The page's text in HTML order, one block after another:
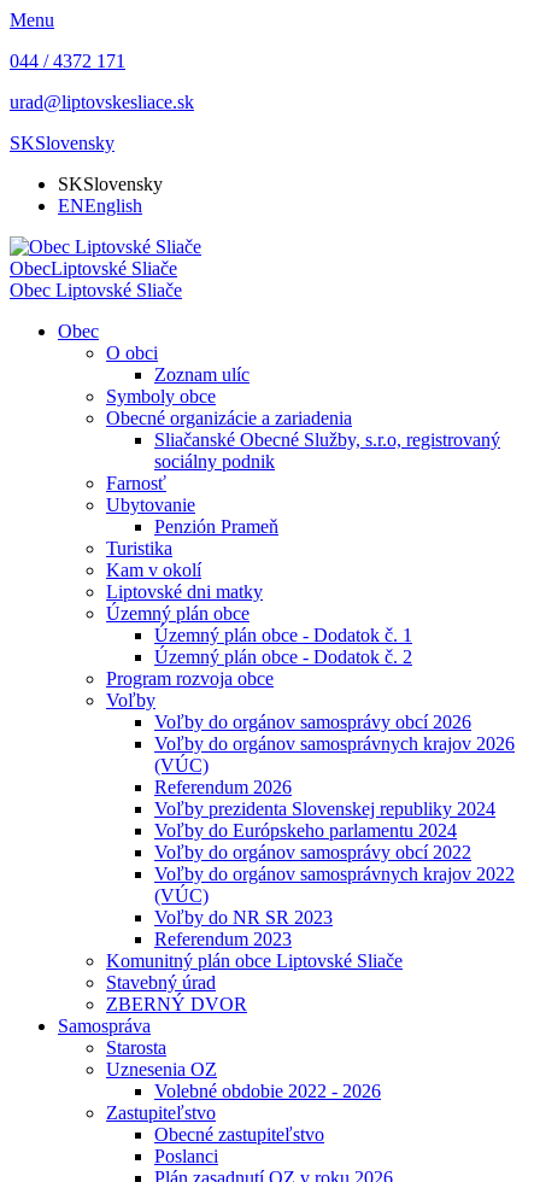
Menu
044 / 4372 171
urad@liptovskesliace.sk
SKSlovensky
SKSlovensky
ENEnglish
ObecLiptovské Sliače
Obec Liptovské Sliače
Obec
O obci
Zoznam ulíc
Symboly obce
Obecné organizácie a zariadenia
Sliačanské Obecné Služby, s.r.o, registrovaný
sociálny podnik
Farnosť
Ubytovanie
Penzión Prameň
Turistika
Kam v okolí
Liptovské dni matky
Územný plán obce
Územný plán obce - Dodatok č. 1
Územný plán obce - Dodatok č. 2
Program rozvoja obce
Voľby
Voľby do orgánov samosprávy obcí 2026
Voľby do orgánov samosprávnych krajov 2026
(VÚC)
Referendum 2026
Voľby prezidenta Slovenskej republiky 2024
Voľby do Európskeho parlamentu 2024
Voľby do orgánov samosprávy obcí 2022
Voľby do orgánov samosprávnych krajov 2022
(VÚC)
Voľby do NR SR 2023
Referendum 2023
Komunitný plán obce Liptovské Sliače
Stavebný úrad
ZBERNÝ DVOR
Samospráva
Starosta
Uznesenia OZ
Volebné obdobie 2022 - 2026
Zastupiteľstvo
Obecné zastupiteľstvo
Poslanci
Plán zasadnutí OZ v roku 2026